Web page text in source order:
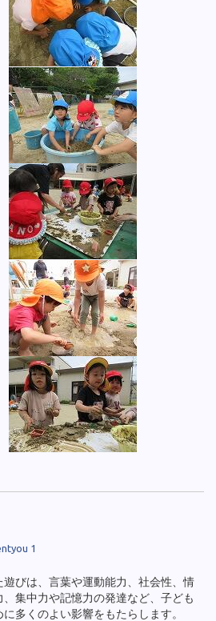
1
びは、言葉や運動能力、社会性、情
集中力や記憶力の発達など、子ども
多くのよい影響をもたらします。